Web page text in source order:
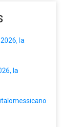
la
la